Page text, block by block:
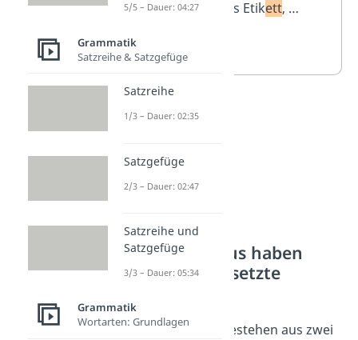
mit der
ett
das Etikett, …
Welches Genus haben
zusammengesetzte
Manche Nomen bestehen aus zwei
5/5 – Dauer: 04:27
Grammatik
Satzreihe & Satzgefüge
Satzreihe
1/3 – Dauer: 02:35
Satzgefüge
2/3 – Dauer: 02:47
Satzreihe und
Satzgefüge
3/3 – Dauer: 05:34
Grammatik
Wortarten: Grundlagen